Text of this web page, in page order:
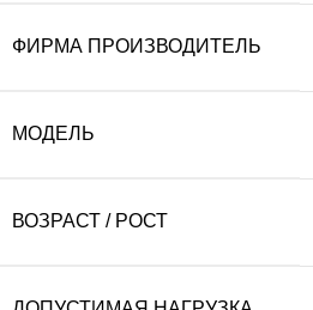
ФИРМА ПРОИЗВОДИТЕЛЬ
МОДЕЛЬ
ВОЗРАСТ / РОСТ